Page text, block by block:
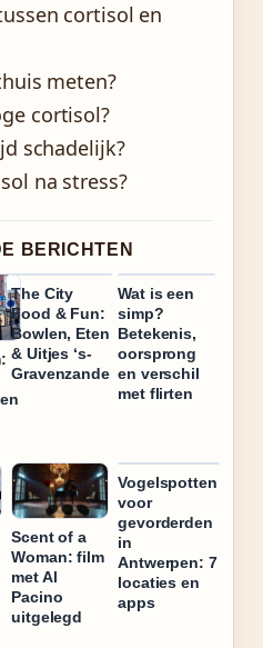
cortisol en
meten?
cortisol?
schadelijk?
na stress?
BERICHTEN
The City
Food & Fun:
Bowlen, Eten
& Uitjes ‘s-
Gravenzande
Wat is een
simp?
Betekenis,
oorsprong
en verschil
met flirten
Scent of a
Woman: film
met Al
Pacino
uitgelegd
Vogelspotten
voor
gevorderden
in
Antwerpen: 7
locaties en
apps